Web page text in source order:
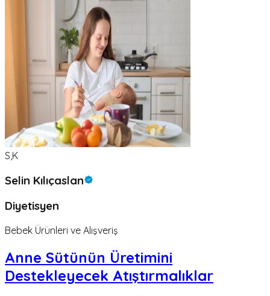
S,K
Selin Kılıçaslan
Diyetisyen
Bebek Ürünleri ve Alışveriş
Anne Sütünün Üretimini
Destekleyecek Atıştırmalıklar